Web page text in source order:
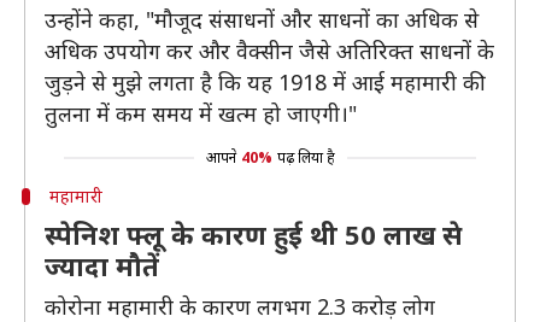
उन्होंने कहा, "मौजूद संसाधनों और साधनों का अधिक से
अधिक उपयोग कर और वैक्सीन जैसे अतिरिक्त साधनों के
जुड़ने से मुझे लगता है कि यह 1918 में आई महामारी की
तुलना में कम समय में खत्म हो जाएगी।"
आपने 40% पढ़ लिया है
महामारी
स्पेनिश फ्लू के कारण हुई थी 50 लाख से
ज्यादा मौतें
कोरोना महामारी के कारण लगभग 2.3 करोड़ लोग